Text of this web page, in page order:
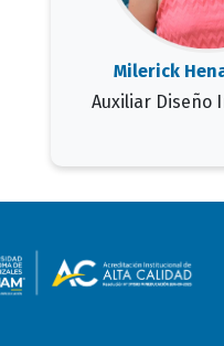
Milerick
Auxiliar Diseño